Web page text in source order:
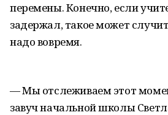
перемены. Конечно, если
задержал, такое может
надо вовремя.
— Мы отслеживаем этот
завуч начальной школы